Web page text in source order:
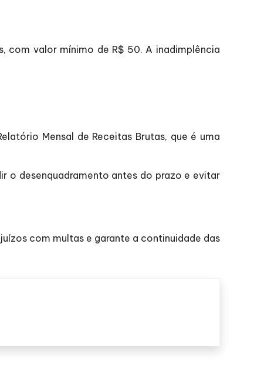
com valor mínimo de R$ 50. A inadimplência
Mensal de Receitas Brutas, que é uma
o desenquadramento antes do prazo e evitar
com multas e garante a continuidade das